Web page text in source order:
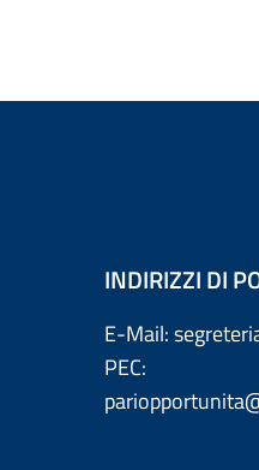
INDIRIZZI DI
E-Mail:
PEC: